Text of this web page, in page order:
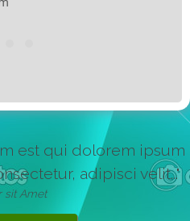
est qui dolorem ipsum
adipisci velit..."
sit Amet